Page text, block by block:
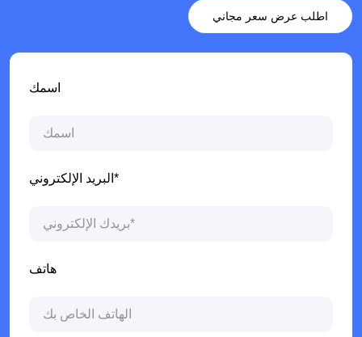
اطلب عرض سعر مجاني
اسمك
البريد الإلكتروني*
هاتف